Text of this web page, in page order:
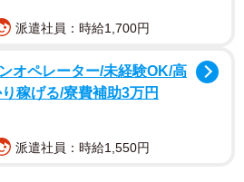
派遣社員：時給1,700円
オペレーター/未経験OK/高
稼げる/寮費補助3万円
派遣社員：時給1,550円